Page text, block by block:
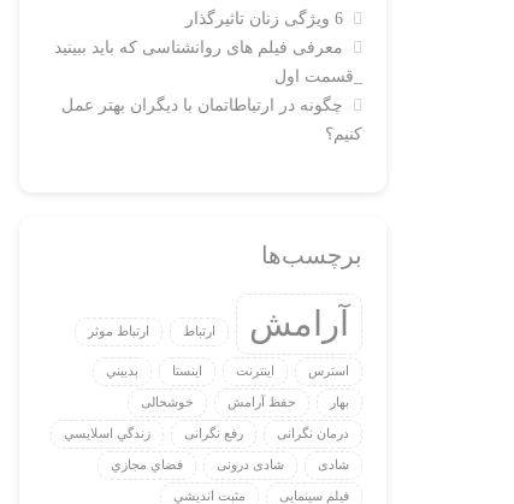
6 ویژگی زنان تاثیرگذار
معرفی فیلم های روانشناسی که باید ببینید
_قسمت اول
چگونه در ارتباطاتمان با دیگران بهتر عمل
کنیم؟
برچسب‌ها
آرامش ارتباط ارتباط موثر
استرس اينترنت اینستا بدبيني
بهار حفظ آرامش خوشحالی
درمان نگرانی رفع نگرانی زندگي اسلايسي
شادی شادی درونی فضاي مجازي
فیلم سینمایی مثبت انديشي